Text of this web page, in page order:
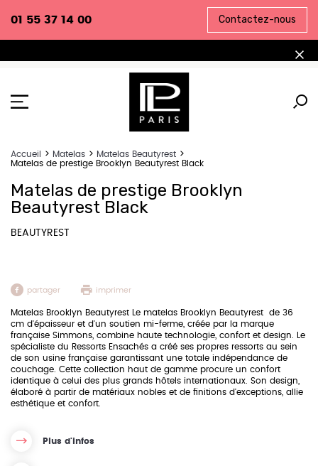
01 55 37 14 00 Contactez-nous
Accueil Matelas
Matelas Beautyrest
Matelas de prestige Brooklyn Beautyrest Black
Matelas de prestige Brooklyn
Beautyrest Black
BEAUTYREST
partager imprimer
Matelas Brooklyn Beautyrest Le matelas Brooklyn Beautyrest de 36
cm d'épaisseur et d'un soutien mi-ferme, créée par la marque
française Simmons, combine haute technologie, confort et design. Le
spécialiste du Ressorts Ensachés a créé ses propres ressorts au sein
de son usine française garantissant une totale indépendance de
couchage. Cette collection haut de gamme procure un confort
identique à celui des plus grands hôtels internationaux. Son design,
élaboré à partir de matériaux nobles et de finitions d'exceptions, allie
esthétique et confort.
Plus d'infos